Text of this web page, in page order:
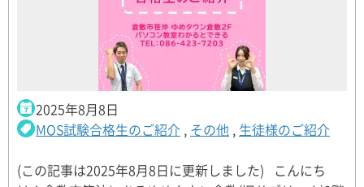
2025年8月8日
MOS試験合格生のご紹介 , その他 , 生徒様のご紹介
(この記事は2025年8月8日に更新しました) こんにち